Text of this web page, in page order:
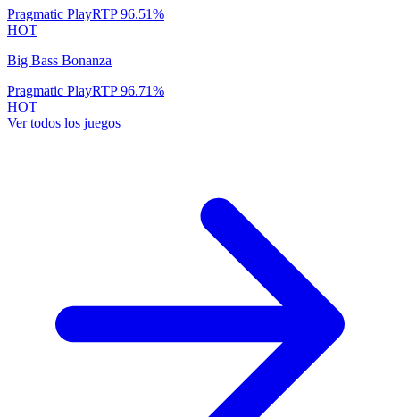
Pragmatic PlayRTP96.51%
HOT
Big Bass Bonanza
Pragmatic PlayRTP96.71%
HOT
Ver todos los juegos